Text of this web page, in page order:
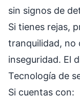
sin signos de
Si tienes rejas,
tranquilidad, no
inseguridad. El
Tecnología de
Si cuentas con: